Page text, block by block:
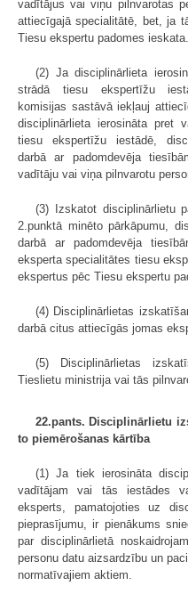
vadītājus vai viņu pilnvarotas
attiecīgajā specialitātē, bet, ja
Tiesu ekspertu padomes ieskata.
(2) Ja disciplinārlieta
strādā tiesu ekspertīžu
komisijas sastāvā iekļauj
disciplinārlieta ierosināta pret
tiesu ekspertīžu iestādē,
darbā ar padomdevēja
vadītāju vai viņa pilnvarotu
(3) Izskatot disciplinārlietu
2.punktā minēto pārkāpumu,
darbā ar padomdevēja
eksperta specialitātes tiesu
ekspertus pēc Tiesu ekspertu
(4) Disciplinārlietas
darbā citus attiecīgās jomas
(5) Disciplinārlietas
Tieslietu ministrija vai tās
22.pants. Disciplinārlietu
to piemērošanas kārtība
(1) Ja tiek ierosināta
vadītājam vai tās iestādes
eksperts, pamatojoties uz
pieprasījumu, ir pienākums
par disciplinārlietā
personu datu aizsardzību un
normatīvajiem aktiem.